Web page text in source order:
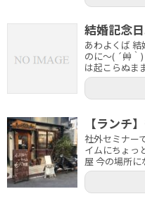
結婚記念日
あわよくば
のに～( ´艸｀
は起こらぬま
【ランチ
社外セミナー
イムにちょ
屋 今の場所に